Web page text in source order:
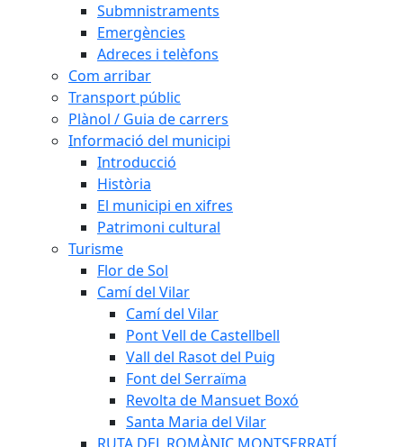
Submnistraments
Emergències
Adreces i telèfons
Com arribar
Transport públic
Plànol / Guia de carrers
Informació del municipi
Introducció
Història
El municipi en xifres
Patrimoni cultural
Turisme
Flor de Sol
Camí del Vilar
Camí del Vilar
Pont Vell de Castellbell
Vall del Rasot del Puig
Font del Serraïma
Revolta de Mansuet Boxó
Santa Maria del Vilar